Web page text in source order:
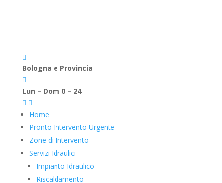

Bologna e Provincia

Lun – Dom 0 – 24
 
Home
Pronto Intervento Urgente
Zone di Intervento
Servizi Idraulici
Impianto Idraulico
Riscaldamento